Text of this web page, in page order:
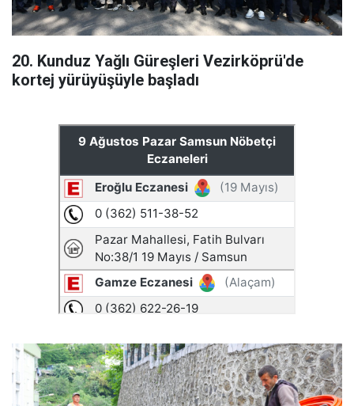
20. Kunduz Yağlı Güreşleri Vezirköprü'de
kortej yürüyüşüyle başladı